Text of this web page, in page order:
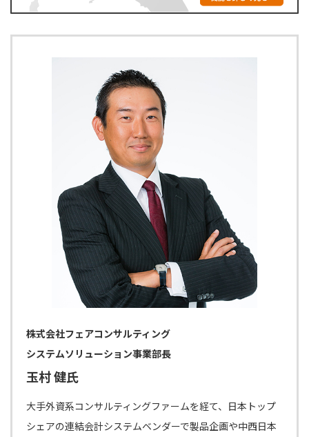
株式会社フェアコンサルティング
システムソリューション事業部長
玉村 健氏
大手外資系コンサルティングファームを経て、日本トップ
シェアの連結会計システムベンダーで製品企画や中西日本